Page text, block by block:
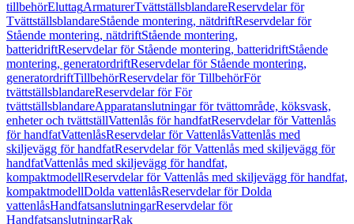
tillbehörEluttagArmaturerTvättställsblandareReservdelar för
TvättställsblandareStående montering, nätdriftReservdelar för
Stående montering, nätdriftStående montering,
batteridriftReservdelar för Stående montering, batteridriftStående
montering, generatordriftReservdelar för Stående montering,
generatordriftTillbehörReservdelar för TillbehörFör
tvättställsblandareReservdelar för För
tvättställsblandareApparatanslutningar för tvättområde, köksvask,
enheter och tvättställVattenlås för handfatReservdelar för Vattenlås
för handfatVattenlåsReservdelar för VattenlåsVattenlås med
skiljevägg för handfatReservdelar för Vattenlås med skiljevägg för
handfatVattenlås med skiljevägg för handfat,
kompaktmodellReservdelar för Vattenlås med skiljevägg för handfat,
kompaktmodellDolda vattenlåsReservdelar för Dolda
vattenlåsHandfatsanslutningarReservdelar för
HandfatsanslutningarRak